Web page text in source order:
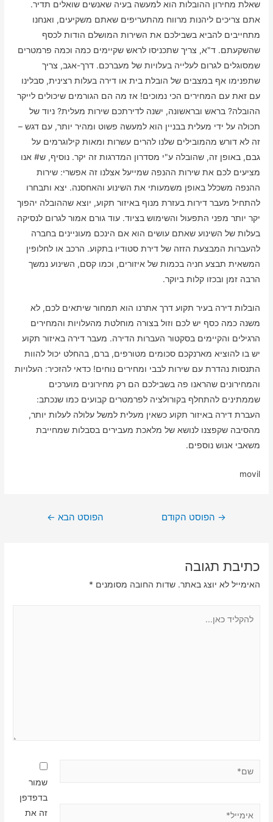
שאלת מחירון ההובלות הוא למעשה בעיה שאנשים שואלים תדיר.
אתם צריכים ליהנות מרווח מהתעריפים שאתם משקיעים, ואנחנו
מתחייבים להביא בשבילכם את השירות המושלם הודות לכסף
שהשקעתם. ד"א, צריך שתכניסו לראש שקיימים כמה וכמה פרמטרים
שמסוגלים לגרום לעלייה בעלויות של מעברכם. דרך-אגב, צריך
שתפנימו אף במצבים של הובלת בית או דירה בעלות רצינית, סבלינו
עם זאת עם המחירים הכי נמוכים! אז מה הם הגורמים שיכולים לייקר
ההובלה? בראש ובראשונה, ישנה לדירתכם שירות מעלית? ניוד של
תכולה על ידי מעלית בבניין הוא למעשה פשוט ומהיר יותר, עם דגש –
זה לא דורש מהמובילים שלנו להרים עשרות ומאות קילוגרמים על
גבם, באופן זה, שהובלה ע"י מסדרון המדרגות זה יקר. נוסיף, ש# אנו
מציעים לכם את שירות ההנפה שמייעל אצלנו זה אפשרי: שירות
ההנפה משכלל באופן משמעותי את השינוע והאחסנה. יצא ותבחרו
להתחיל מעבר דירות בעזרת מנוף באיזור תקוע, יוצא שההובלה יהפוך
יקר יותר מפני התפעול והשימוש בציוד. עוד גורם אמור לגרום לנסיקה
בעלות של השינוע שאתם עושים הוא אם הינכם מעוניינים בחברה
להעברות המבצעת הזזה של דירת סטודיו בתקוע. הרכב או לחלופין
המשאית תבצע חניה בכמות של איזורים, וכמו קסם, השינוע נמשך
הרבה זמן ובכזו קלות ביוקר.
הובלות דירה בעיר תקוע דרך אתרנו הוא תמחור שיתאים לכם, לא
משנה כמה כסף יש לכם וזול בצורה מוחלטת מהעלויות והמחירים
הרגילים והקיימים בסקטור העברות הדירה. מעבר דירה באיזור תקוע
יש בו להוציא מארנקכם סכומים מטורפים, ברם, בהחלט יכול להוות
התנסות נהדרת עם שירות לבבי ומחירים נוחים! כדאי להזכיר: העלויות
והמחירונים שהראנו פה בשבילכם הם רק מחירונים מוערכים
שממתינים להתחלף בקורולציה לפרמטרים קבועים כמו שנכתב:
העברת דירה באיזור תקוע כשאין מעלית למשל עלולה לעלות יותר,
מהסיבה שקפצנו לנושא של מלאכת מעבירים בסבלות שמחייבת
משאבי אנוש נוספים.
movil
ניווט
→ הפוסט הקודם הפוסט הבא ←
כתיבת תגובה
האימייל לא יוצג באתר. שדות החובה מסומנים *
שמור
בדפדפן
זה את